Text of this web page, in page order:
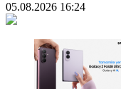
05.08.2026 16:24